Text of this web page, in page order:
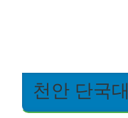
천안 단국